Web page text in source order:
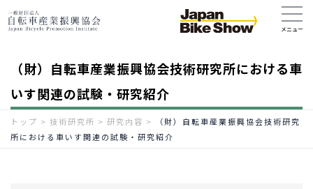
（財）自転車産業振興協会技術研究所における車
いす関連の試験・研究紹介
トップ > 技術研究所 > 研究内容 >
（財）自転車産業振興協会技術研究
所における車いす関連の試験・研究紹介